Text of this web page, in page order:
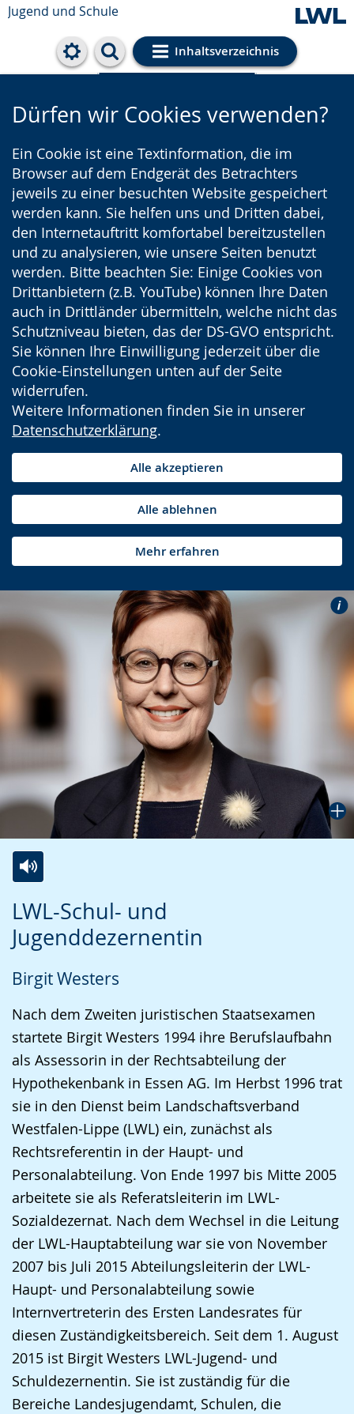
Jugend und Schule
Inhaltsverzeichnis
Cookie-Einstellungen
Dürfen wir Cookies verwenden?
Ein Cookie ist eine Textinformation, die im
Browser auf dem Endgerät des Betrachters
jeweils zu einer besuchten Website gespeichert
werden kann. Sie helfen uns und Dritten dabei,
den Internetauftritt komfortabel bereitzustellen
und zu analysieren, wie unsere Seiten benutzt
werden. Bitte beachten Sie: Einige Cookies von
Drittanbietern (z.B. YouTube) können Ihre Daten
auch in Drittländer übermitteln, welche nicht das
Schutzniveau bieten, das der DS-GVO entspricht.
Sie können Ihre Einwilligung jederzeit über die
Cookie-Einstellungen unten auf der Seite
widerrufen.
Weitere Informationen finden Sie in unserer
Datenschutzerklärung.
Alle akzeptieren
Alle ablehnen
Mehr erfahren
LWL-Schul- und
Jugenddezernentin
Birgit Westers
Nach dem Zweiten juristischen Staatsexamen
startete Birgit Westers 1994 ihre Berufslaufbahn
als Assessorin in der Rechtsabteilung der
Hypothekenbank in Essen AG. Im Herbst 1996 trat
sie in den Dienst beim Landschaftsverband
Westfalen-Lippe (LWL) ein, zunächst als
Rechtsreferentin in der Haupt- und
Personalabteilung. Von Ende 1997 bis Mitte 2005
arbeitete sie als Referatsleiterin im LWL-
Sozialdezernat. Nach dem Wechsel in die Leitung
der LWL-Hauptabteilung war sie von November
2007 bis Juli 2015 Abteilungsleiterin der LWL-
Haupt- und Personalabteilung sowie
Internvertreterin des Ersten Landesrates für
diesen Zuständigkeitsbereich. Seit dem 1. August
2015 ist Birgit Westers LWL-Jugend- und
Schuldezernentin. Sie ist zuständig für die
Bereiche Landesjugendamt, Schulen, die
Leichten
Sprache
Audio-
Unterstützung.
Video
in
Gebärdensprache
wird
angezeigt.